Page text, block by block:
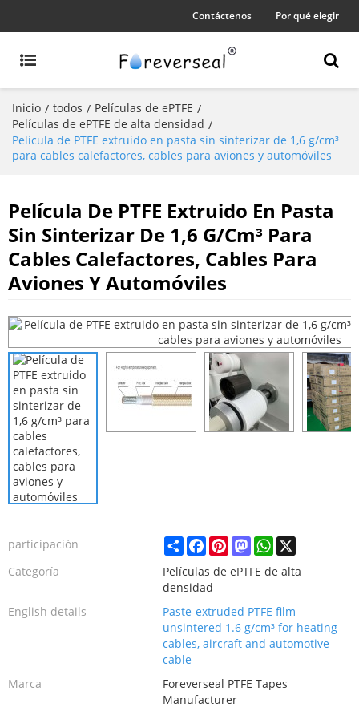
Contáctenos Por qué elegir
Inicio / todos / Películas de ePTFE /
Películas de ePTFE de alta densidad /
Película de PTFE extruido en pasta sin sinterizar de 1,6 g/cm³
para cables calefactores, cables para aviones y automóviles
Película De PTFE Extruido En Pasta
Sin Sinterizar De 1,6 G/cm³ Para
Cables Calefactores, Cables Para
Aviones Y Automóviles
participación ShareFacebook
PinterestMastodonWhatsApp
X
Categoría
Películas de ePTFE de alta
densidad
English details
Paste-extruded PTFE film
unsintered 1.6 g/cm³ for heating
cables, aircraft and automotive
cable
Marca
Foreverseal PTFE Tapes
Manufacturer